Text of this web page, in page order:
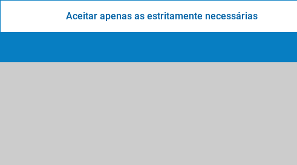
Aceitar apenas as estritamente necessárias